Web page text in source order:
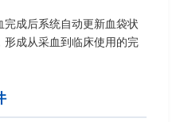
成后系统自动更新血袋状
形成从采血到临床使用的完